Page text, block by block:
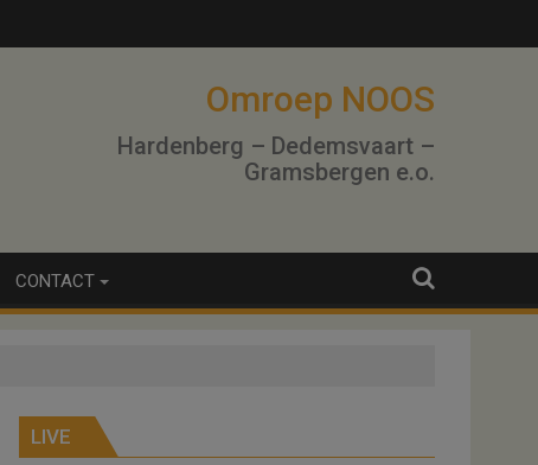
Omroep NOOS
Hardenberg – Dedemsvaart –
Gramsbergen e.o.
CONTACT
LIVE